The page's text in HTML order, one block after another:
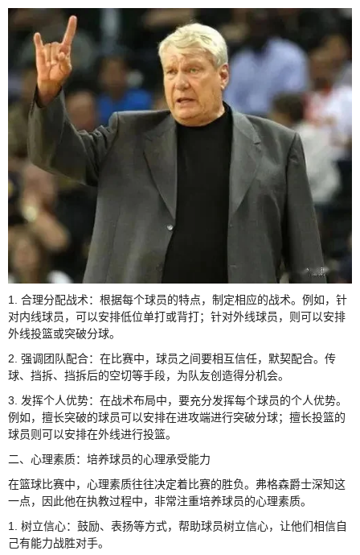
1. 合理分配战术：根据每个球员的特点，制定相应的战术。例如，针
对内线球员，可以安排低位单打或背打；针对外线球员，则可以安排
外线投篮或突破分球。
2. 强调团队配合：在比赛中，球员之间要相互信任，默契配合。传
球、挡拆、挡拆后的空切等手段，为队友创造得分机会。
3. 发挥个人优势：在战术布局中，要充分发挥每个球员的个人优势。
例如，擅长突破的球员可以安排在进攻端进行突破分球；擅长投篮的
球员则可以安排在外线进行投篮。
二、心理素质：培养球员的心理承受能力
在篮球比赛中，心理素质往往决定着比赛的胜负。弗格森爵士深知这
一点，因此他在执教过程中，非常注重培养球员的心理素质。
1. 树立信心：鼓励、表扬等方式，帮助球员树立信心，让他们相信自
己有能力战胜对手。